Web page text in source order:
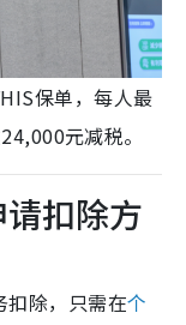
保单，每人最
元减税。
扣除方
除，只需在个